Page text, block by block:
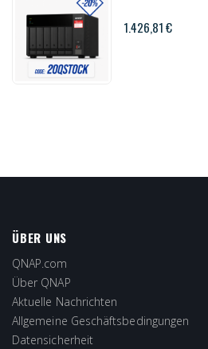
1.426,81 €
ÜBER UNS
QNAP.com
Über QNAP
Aktuelle Nachrichten
Allgemeine Geschäftsbedingungen
Datensicherheit